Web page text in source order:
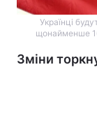
Українці
щонайменше
Зміни